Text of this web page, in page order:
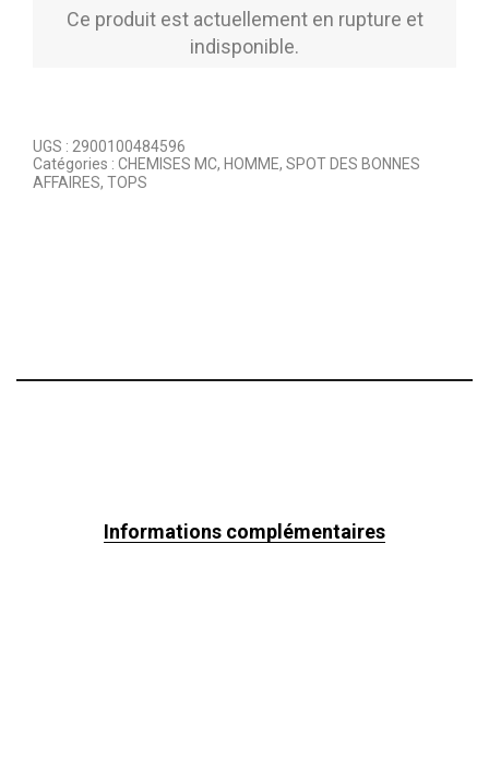
Ce produit est actuellement en rupture et
indisponible.
UGS : 2900100484596
Catégories : CHEMISES MC, HOMME, SPOT DES BONNES
AFFAIRES, TOPS
Informations complémentaires